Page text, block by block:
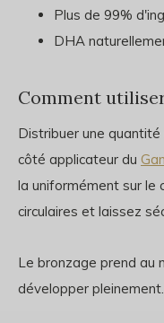
Plus de 99%
DHA
Comment
Distribuer une
côté applicateur du
la uniformément sur le
circulaires et laissez
Le bronzage prend au
développer pleinement.